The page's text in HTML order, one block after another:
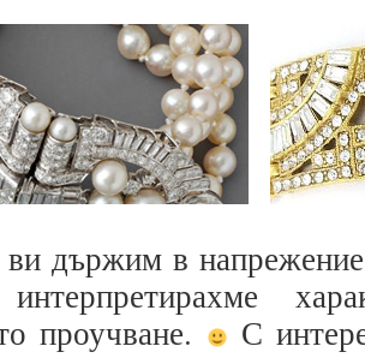
държим в
проучване.
С